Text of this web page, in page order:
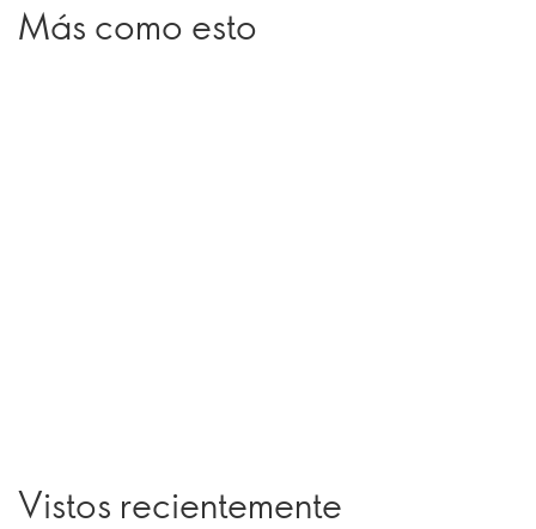
Más como esto
Vistos recientemente